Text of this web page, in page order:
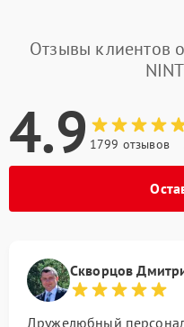
Отзывы клиентов
4.9 1799 отзывов
Скворцов
Дружелюбный персонал